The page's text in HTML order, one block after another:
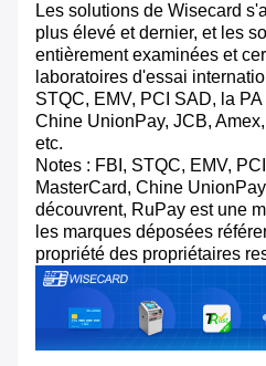
Les solutions de Wisecard
plus élevé et dernier, et les
entièrement examinées et
laboratoires d'essai
STQC, EMV, PCI SAD, la
Chine UnionPay, JCB,
etc.
Notes : FBI, STQC, EMV,
MasterCard, Chine
découvrent, RuPay est une
les marques déposées
propriété des propriétaires